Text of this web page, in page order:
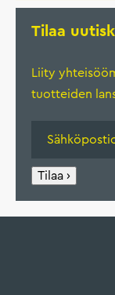
Tilaa
Liity
tuotteiden
Tilaa ›